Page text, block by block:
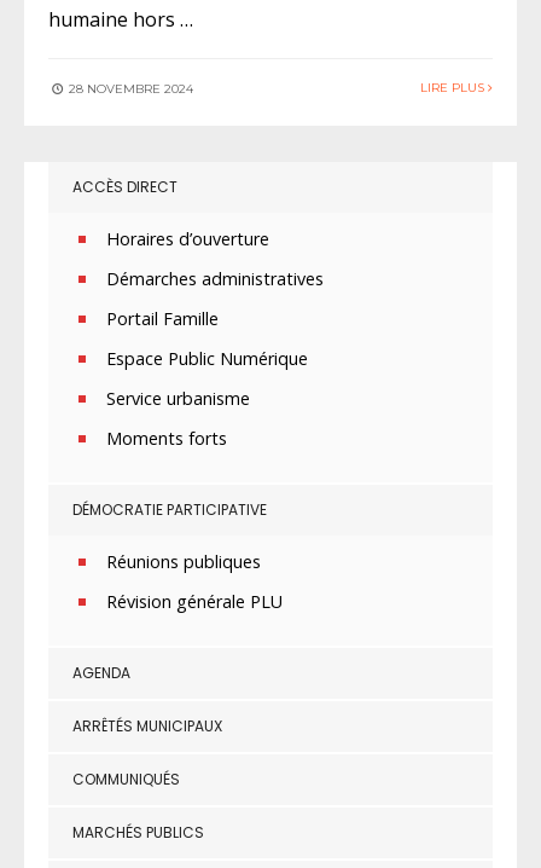
humaine hors …
28 NOVEMBRE 2024 LIRE PLUS
ACCÈS DIRECT
Horaires d’ouverture
Démarches administratives
Portail Famille
Espace Public Numérique
Service urbanisme
Moments forts
DÉMOCRATIE PARTICIPATIVE
Réunions publiques
Révision générale PLU
AGENDA
ARRÊTÉS MUNICIPAUX
COMMUNIQUÉS
MARCHÉS PUBLICS